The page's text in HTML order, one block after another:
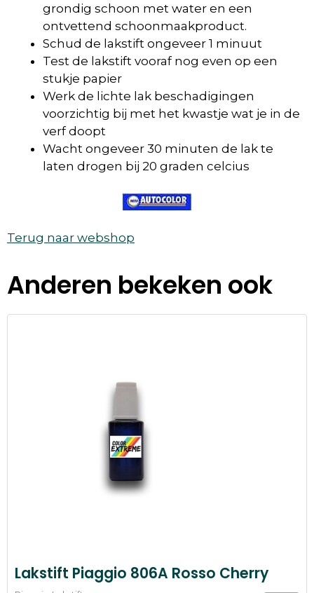
grondig schoon met water en een
ontvettend schoonmaakproduct.
Schud de lakstift ongeveer 1 minuut
Test de lakstift vooraf nog even op een
stukje papier
Werk de lichte lak beschadigingen
voorzichtig bij met het kwastje wat je in de
verf doopt
Wacht ongeveer 30 minuten de lak te
laten drogen bij 20 graden celcius
Terug naar webshop
Anderen bekeken ook
Lakstift Piaggio 806A Rosso Cherry